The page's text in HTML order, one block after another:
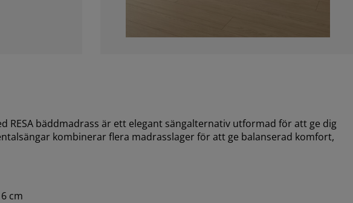
RESA bäddmadrass är ett elegant sängalternativ utformad för att ge dig
kombinerar flera madrasslager för att ge balanserad komfort,
cm